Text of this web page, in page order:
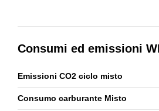
Consumi ed emissioni
Emissioni CO2 ciclo misto
Consumo carburante Misto